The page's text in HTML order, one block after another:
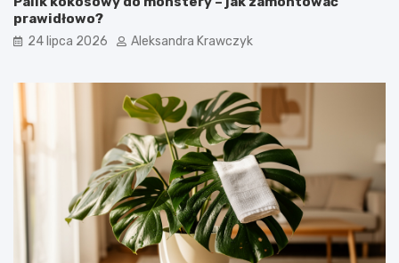
prawidłowo?
24 lipca 2026 Aleksandra Krawczyk